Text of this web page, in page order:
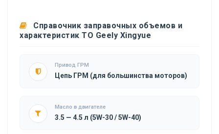
Справочник заправочных объемов и
характеристик ТО Geely Xingyue
Привод ГРМ
Цепь ГРМ (для большинства моторов)
Масло в двигателе
3.5 — 4.5 л (5W-30 / 5W-40)